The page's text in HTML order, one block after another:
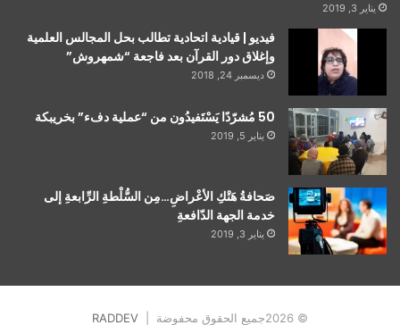
يناير 3, 2019
فيديو | قيادية اتحادية تطالب بحل المجالس العلمية
وإغلاق دور القرآن بعد فاجعة “شمهروش”
ديسمبر 24, 2018
50 مُشرّدًا يَسْتَفيدُون من “عملية دفء” بخريبكة
يناير 5, 2019
صَحافةُ هَتْكِ الأعْراضِ…مِن السُّلْطةِ الرِّابعةِ إلى
خدمة الجهة الدّافعةِ
يناير 3, 2019
© 2026جميع الحقوق محفوضة | RADDEV